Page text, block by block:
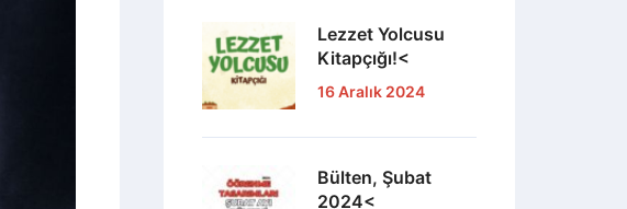
Lezzet Yolcusu
Kitapçığı!<
16 Aralık 2024
Bülten, Şubat
2024<